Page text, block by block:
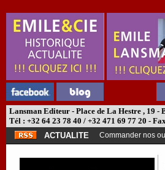
Lansman Editeur - Place de La Hestre , 19 -
Tél : +32 64 23 78 40 / +32 471 69 77 20 -
ACTUALITE Commander nos